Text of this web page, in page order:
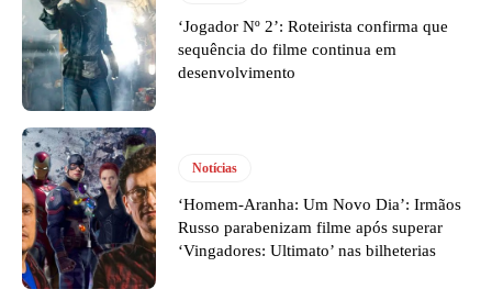
‘Jogador Nº 2’: Roteirista confirma que
sequência do filme continua em
desenvolvimento
Notícias
‘Homem-Aranha: Um Novo Dia’: Irmãos
Russo parabenizam filme após superar
‘Vingadores: Ultimato’ nas bilheterias